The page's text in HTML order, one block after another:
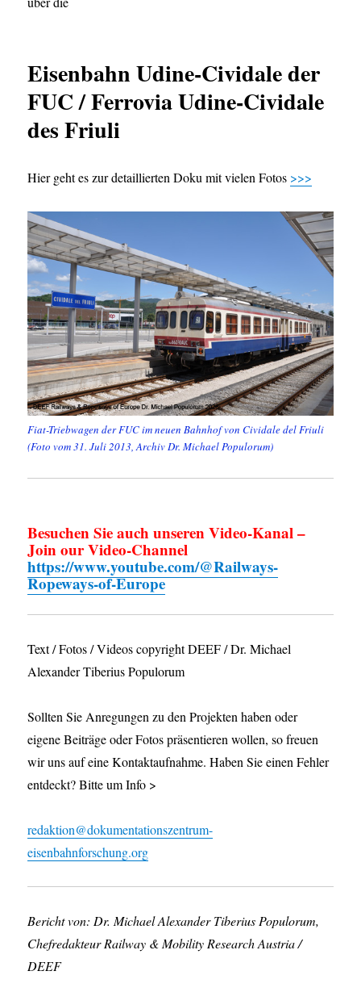
Eisenbahn Udine-Cividale der
FUC / Ferrovia Udine-Cividale
des Friuli
Hier geht es zur detaillierten Doku mit vielen Fotos >>>
Fiat-Triebwagen der FUC im neuen Bahnhof von Cividale del Friuli
(Foto vom 31. Juli 2013, Archiv Dr. Michael Populorum)
Besuchen Sie auch unseren Video-Kanal –
Join our Video-Channel
https://www.youtube.com/@Railways-
Ropeways-of-Europe
Text / Fotos / Videos copyright DEEF / Dr. Michael
Alexander Tiberius Populorum
Sollten Sie Anregungen zu den Projekten haben oder
eigene Beiträge oder Fotos präsentieren wollen, so freuen
wir uns auf eine Kontaktaufnahme. Haben Sie einen Fehler
entdeckt? Bitte um Info >
redaktion@dokumentationszentrum-
eisenbahnforschung.org
Bericht von: Dr. Michael Alexander Tiberius Populorum,
Chefredakteur Railway & Mobility Research Austria /
DEEF